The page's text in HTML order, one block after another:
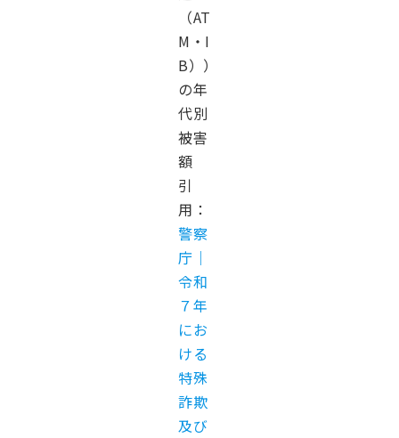
（AT
M・I
B））
の年
代別
被害
額
引
用：
警察
庁｜
令和
７年
にお
ける
特殊
詐欺
及び